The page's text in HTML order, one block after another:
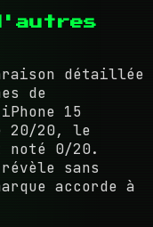
détaillée
de
15
20/20, le
noté 0/20.
sans
accorde à